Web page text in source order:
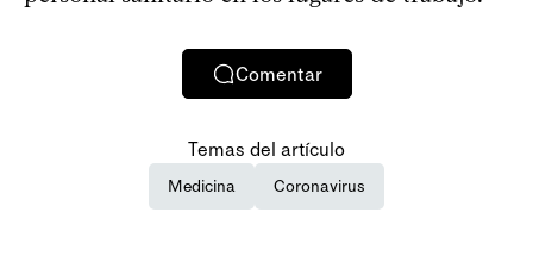
Comentar
Temas del artículo
Medicina Coronavirus